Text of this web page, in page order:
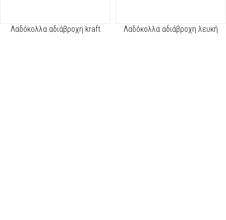
Λαδόκολλα αδιάβροχη kraft Λαδόκολλα αδιάβροχη λευκή